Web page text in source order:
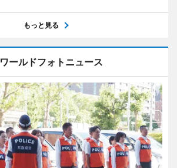
もっと見る
ワールドフォトニュース